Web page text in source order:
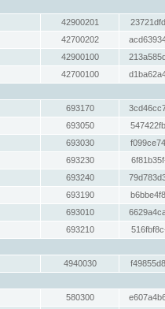
42900201
42700202
42900100
42700100
693170
693050
693030
693230
693240
693190
693010
693210
4940030
580300